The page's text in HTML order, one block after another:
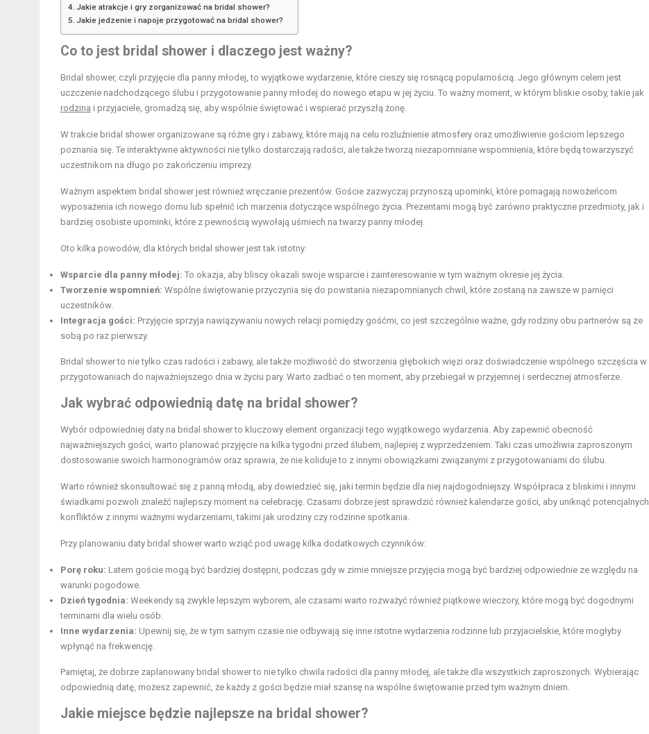
Jakie atrakcje i gry zorganizować na bridal shower?
Jakie jedzenie i napoje przygotować na bridal shower?
Co to jest bridal shower i dlaczego jest ważny?
Bridal shower, czyli przyjęcie dla panny młodej, to wyjątkowe wydarzenie, które cieszy się rosnącą popularnością. Jego głównym celem jest
uczczenie nadchodzącego ślubu i przygotowanie panny młodej do nowego etapu w jej życiu. To ważny moment, w którym bliskie osoby, takie jak
rodzina i przyjaciele, gromadzą się, aby wspólnie świętować i wspierać przyszłą żonę.
W trakcie bridal shower organizowane są różne gry i zabawy, które mają na celu rozluźnienie atmosfery oraz umożliwienie gościom lepszego
poznania się. Te interaktywne aktywności nie tylko dostarczają radości, ale także tworzą niezapomniane wspomnienia, które będą towarzyszyć
uczestnikom na długo po zakończeniu imprezy.
Ważnym aspektem bridal shower jest również wręczanie prezentów. Goście zazwyczaj przynoszą upominki, które pomagają nowożeńcom
wyposażenia ich nowego domu lub spełnić ich marzenia dotyczące wspólnego życia. Prezentami mogą być zarówno praktyczne przedmioty, jak i
bardziej osobiste upominki, które z pewnością wywołają uśmiech na twarzy panny młodej.
Oto kilka powodów, dla których bridal shower jest tak istotny:
Wsparcie dla panny młodej: To okazja, aby bliscy okazali swoje wsparcie i zainteresowanie w tym ważnym okresie jej życia.
Tworzenie wspomnień: Wspólne świętowanie przyczynia się do powstania niezapomnianych chwil, które zostaną na zawsze w pamięci
uczestników.
Integracja gości: Przyjęcie sprzyja nawiązywaniu nowych relacji pomiędzy gośćmi, co jest szczególnie ważne, gdy rodziny obu partnerów są ze
sobą po raz pierwszy.
Bridal shower to nie tylko czas radości i zabawy, ale także możliwość do stworzenia głębokich więzi oraz doświadczenie wspólnego szczęścia w
przygotowaniach do najważniejszego dnia w życiu pary. Warto zadbać o ten moment, aby przebiegał w przyjemnej i serdecznej atmosferze.
Jak wybrać odpowiednią datę na bridal shower?
Wybór odpowiedniej daty na bridal shower to kluczowy element organizacji tego wyjątkowego wydarzenia. Aby zapewnić obecność
najważniejszych gości, warto planować przyjęcie na kilka tygodni przed ślubem, najlepiej z wyprzedzeniem. Taki czas umożliwia zaproszonym
dostosowanie swoich harmonogramów oraz sprawia, że nie koliduje to z innymi obowiązkami związanymi z przygotowaniami do ślubu.
Warto również skonsultować się z panną młodą, aby dowiedzieć się, jaki termin będzie dla niej najdogodniejszy. Współpraca z bliskimi i innymi
świadkami pozwoli znaleźć najlepszy moment na celebrację. Czasami dobrze jest sprawdzić również kalendarze gości, aby uniknąć potencjalnych
konfliktów z innymi ważnymi wydarzeniami, takimi jak urodziny czy rodzinne spotkania.
Przy planowaniu daty bridal shower warto wziąć pod uwagę kilka dodatkowych czynników:
Porę roku: Latem goście mogą być bardziej dostępni, podczas gdy w zimie mniejsze przyjęcia mogą być bardziej odpowiednie ze względu na
warunki pogodowe.
Dzień tygodnia: Weekendy są zwykle lepszym wyborem, ale czasami warto rozważyć również piątkowe wieczory, które mogą być dogodnymi
terminami dla wielu osób.
Inne wydarzenia: Upewnij się, że w tym samym czasie nie odbywają się inne istotne wydarzenia rodzinne lub przyjacielskie, które mogłyby
wpłynąć na frekwencję.
Pamiętaj, że dobrze zaplanowany bridal shower to nie tylko chwila radości dla panny młodej, ale także dla wszystkich zaproszonych. Wybierając
odpowiednią datę, możesz zapewnić, że każdy z gości będzie miał szansę na wspólne świętowanie przed tym ważnym dniem.
Jakie miejsce będzie najlepsze na bridal shower?